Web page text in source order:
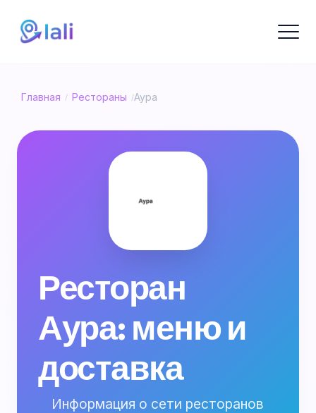
Главная / Рестораны /Аура
Ресторан
Аура: меню и
доставка
Информация о сети ресторанов